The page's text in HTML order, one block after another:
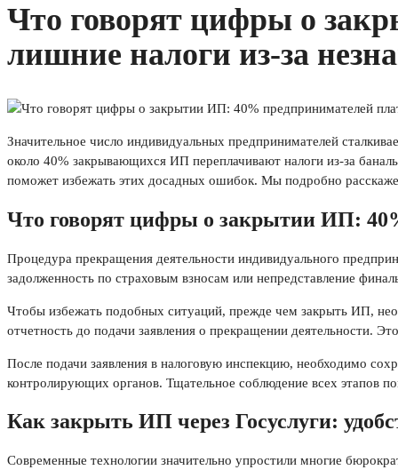
Что говорят цифры о
лишние налоги из-за
Значительное число индивидуальных предпринимателей
около 40% закрывающихся ИП переплачивают налоги из-за
поможет избежать этих досадных ошибок. Мы подробно
Что говорят цифры о закрытии ИП:
Процедура прекращения деятельности индивидуального
задолженность по страховым взносам или непредставление
Чтобы избежать подобных ситуаций, прежде чем закрыть ИП,
отчетность до подачи заявления о прекращении деятельности.
После подачи заявления в налоговую инспекцию, необходимо
контролирующих органов. Тщательное соблюдение всех этапов
Как закрыть ИП через Госуслуги:
Современные технологии значительно упростили многие